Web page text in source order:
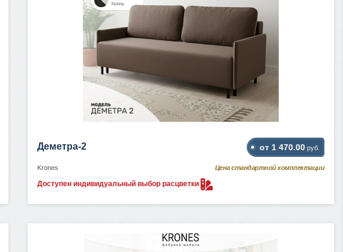
Деметра-2 от 1 470.00 руб.
Krones Цена стандартной комплектации
Доступен индивидуальный выбор расцветки